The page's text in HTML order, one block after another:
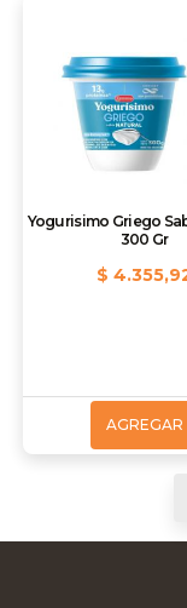
Yogurisimo Griego
300 Gr
$
AGREGAR